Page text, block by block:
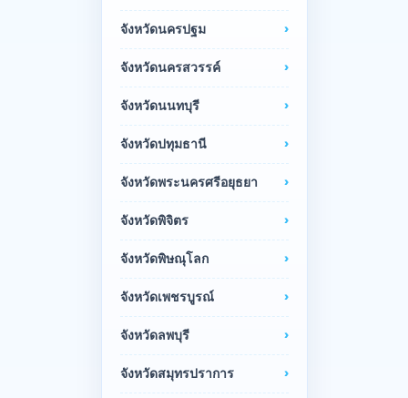
จังหวัดนครปฐม
จังหวัดนครสวรรค์
จังหวัดนนทบุรี
จังหวัดปทุมธานี
จังหวัดพระนครศรีอยุธยา
จังหวัดพิจิตร
จังหวัดพิษณุโลก
จังหวัดเพชรบูรณ์
จังหวัดลพบุรี
จังหวัดสมุทรปราการ